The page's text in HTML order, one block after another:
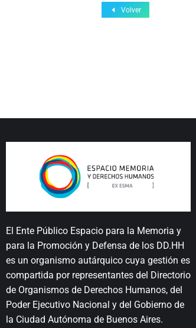
Volver
El Ente Público Espacio para la Memoria y
para la Promoción y Defensa de los DD.HH
es un organismo autárquico cuya gestión es
compartida por representantes del Directorio
de Organismos de Derechos Humanos, del
Poder Ejecutivo Nacional y del Gobierno de
la Ciudad Autónoma de Buenos Aires.